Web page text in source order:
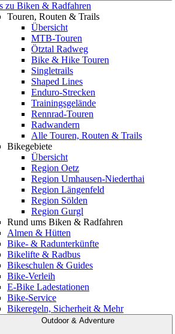
zu Biken & Radfahren
Touren, Routen & Trails
Übersicht
MTB-Touren
Ötztal Radweg
Bike & Hike Touren
Singletrails
Shaped Lines
Enduro-Strecken
Trainingsgelände
Rennrad-Touren
Radwandern
Alle Touren, Routen & Trails
Bikegebiete
Übersicht
Region Oetz
Region Umhausen-Niederthai
Region Längenfeld
Region Sölden
Region Gurgl
Rund ums Biken & Radfahren
Almen & Hütten
Bike- & Radunterkünfte
Bikelifte & Radbus
Bikeschulen & Guides
Bike-Verleih
E-Bike Ladestationen
Bike-Service
Bikeregeln, Sicherheit & Mehr
Outdoor & Adventure